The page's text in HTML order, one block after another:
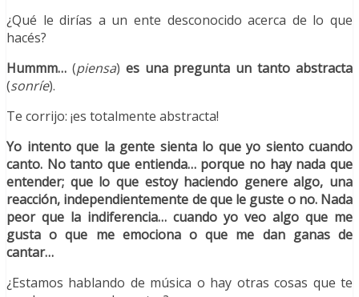
¿Qué le dirías a un ente desconocido acerca de lo que
hacés?
Hummm… (piensa) es una pregunta un tanto abstracta
(sonríe).
Te corrijo: ¡es totalmente abstracta!
Yo intento que la gente sienta lo que yo siento cuando
canto. No tanto que entienda… porque no hay nada que
entender; que lo que estoy haciendo genere algo, una
reacción, independientemente de que le guste o no. Nada
peor que la indiferencia… cuando yo veo algo que me
gusta o que me emociona o que me dan ganas de
cantar…
¿Estamos hablando de música o hay otras cosas que te